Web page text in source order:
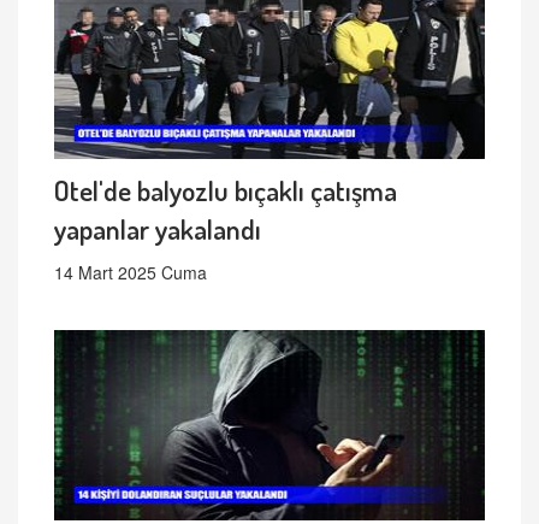
Otel'de balyozlu bıçaklı çatışma
yapanlar yakalandı
14 Mart 2025 Cuma